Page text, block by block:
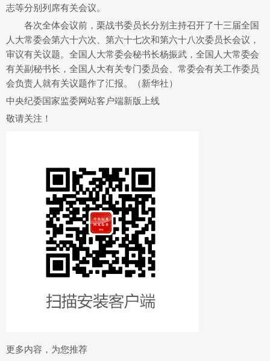
志等分别列席有关会议。
各次全体会议前，栗战书委员长分别主持召开了十三届全国
人大常委会第六十六次、第六十七次和第六十八次委员长会议，
审议有关议题。全国人大常委会秘书长杨振武，全国人大常委会
有关副秘书长，全国人大有关专门委员会、常委会有关工作委员
会负责人就有关议题作了汇报。（新华社）
中央纪委国家监委网站客户端新版上线
敬请关注！
更多内容，为您推荐